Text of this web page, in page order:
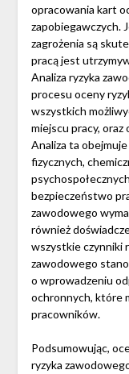
opracowania kart
zapobiegawczych.
zagrożenia są
pracą jest
Analiza ryzyka
procesu oceny
wszystkich
miejscu pracy,
Analiza ta
fizycznych,
bezpieczeństwo
zawodowego
również
wszystkie czynniki
zawodowego
o wprowadzeniu
ochronnych, które
pracowników.
Podsumowując,
ryzyka